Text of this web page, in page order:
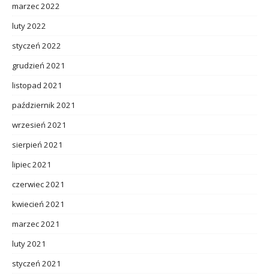
marzec 2022
luty 2022
styczeń 2022
grudzień 2021
listopad 2021
październik 2021
wrzesień 2021
sierpień 2021
lipiec 2021
czerwiec 2021
kwiecień 2021
marzec 2021
luty 2021
styczeń 2021